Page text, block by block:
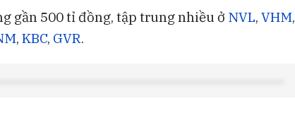
gần 500 tỉ đồng, tập trung nhiều ở NVL, VHM,
, KBC, GVR.